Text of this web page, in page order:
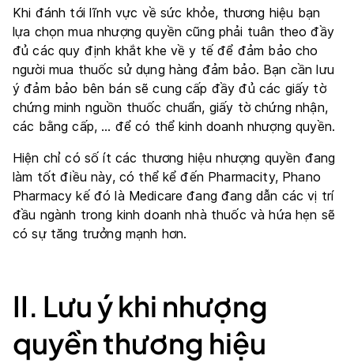
Khi đánh tới lĩnh vực về sức khỏe, thương hiệu bạn
lựa chọn mua nhượng quyền cũng phải tuân theo đầy
đủ các quy định khắt khe về y tế để đảm bảo cho
người mua thuốc sử dụng hàng đảm bảo. Bạn cần lưu
ý đảm bảo bên bán sẽ cung cấp đầy đủ các giấy tờ
chứng minh nguồn thuốc chuẩn, giấy tờ chứng nhận,
các bằng cấp, … để có thể kinh doanh nhượng quyền.
Hiện chỉ có số ít các thương hiệu nhượng quyền đang
làm tốt điều này, có thể kể đến Pharmacity, Phano
Pharmacy kế đó là Medicare đang đang dẫn các vị trí
đầu ngành trong kinh doanh nhà thuốc và hứa hẹn sẽ
có sự tăng trưởng mạnh hơn.
II. Lưu ý khi nhượng
quyền thương hiệu